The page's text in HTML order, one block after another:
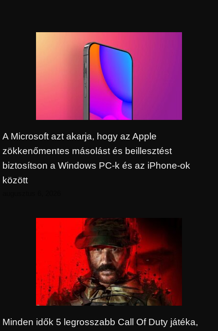
A Microsoft azt akarja, hogy az Apple
zökkenőmentes másolást és beillesztést
biztosítson a Windows PC-k és az iPhone-ok
között
Minden idők 5 legrosszabb Call Of Duty játéka,